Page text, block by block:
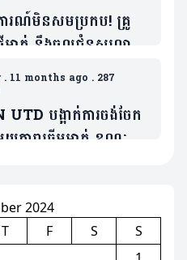
ារណ៍មិនសមប្រកប! គ្រូ
មីម្នាក់ នឹងចូលជំនួសលោក
ប្រសិនក្លឹបមិនធ្វើរឿង
. 11 months ago . 287
បង្អាក់ការចង់ចែក
យតារាឆ្នើមម្នាក់ ខណៈត្រូវ
2024
T F S
S